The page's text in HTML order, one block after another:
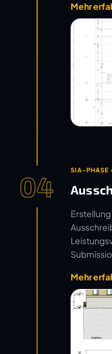
Mehr
04 SIA-PHASE
Mehr